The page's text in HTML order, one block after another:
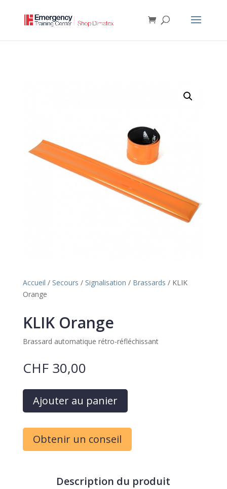
Accueil / Secours / Signalisation / Brassards / KLIK
Orange
KLIK Orange
Brassard automatique rétro-réfléchissant
CHF30,00
Ajouter au panier
e
n
Obtenir un conseil
Description du produit